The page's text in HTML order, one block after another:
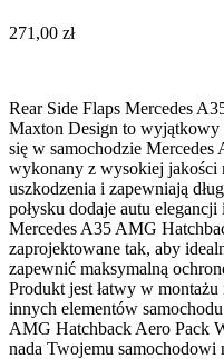
271,00 zł
Rear Side Flaps Mercedes
Maxton Design to wyjątkowy
się w samochodzie
wykonany z wysokiej jakości
uszkodzenia i zapewniają
połysku dodaje autu
Mercedes A35 AMG
zaprojektowane tak, aby
zapewnić maksymalną
Produkt jest łatwy w
innych elementów
AMG Hatchback Aero Pack
nada Twojemu